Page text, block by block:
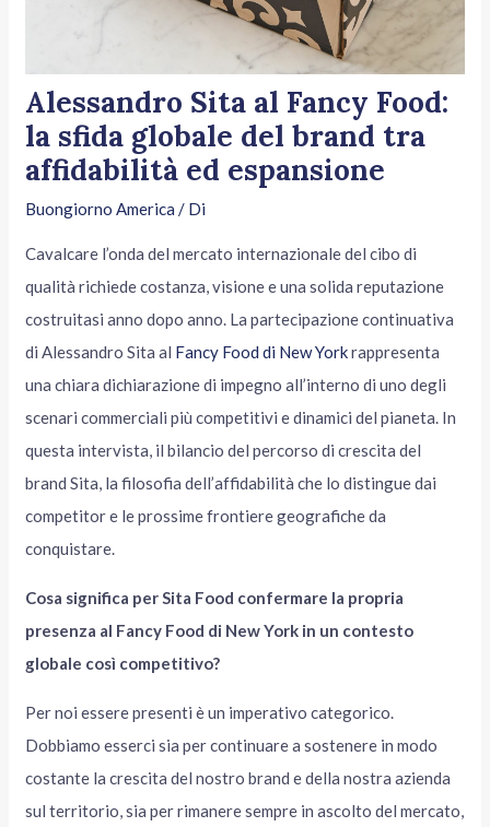
Alessandro Sita al Fancy Food:
la sfida globale del brand tra
affidabilità ed espansione
Buongiorno America / Di
Cavalcare l’onda del mercato internazionale del cibo di
qualità richiede costanza, visione e una solida reputazione
costruitasi anno dopo anno. La partecipazione continuativa
di Alessandro Sita al Fancy Food di New Yorkrappresenta
una chiara dichiarazione di impegno all’interno di uno degli
scenari commerciali più competitivi e dinamici del pianeta. In
questa intervista, il bilancio del percorso di crescita del
brand Sita, la filosofia dell’affidabilità che lo distingue dai
competitor e le prossime frontiere geografiche da
conquistare.
Cosa significa per Sita Food confermare la propria
presenza al Fancy Food di New York in un contesto
globale così competitivo?
Per noi essere presenti è un imperativo categorico.
Dobbiamo esserci sia per continuare a sostenere in modo
costante la crescita del nostro brand e della nostra azienda
sul territorio, sia per rimanere sempre in ascolto del mercato,